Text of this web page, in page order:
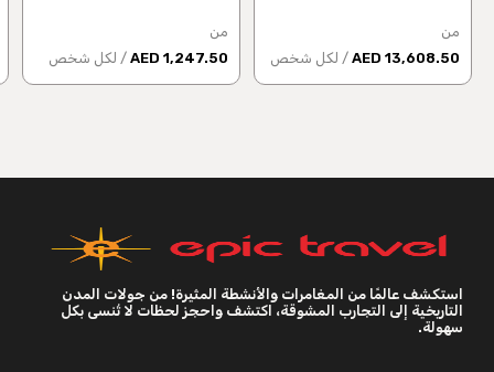
من
13,608.50 AED
/ لكل شخص
من
1,247.50 AED
/ لكل شخص
استكشف عالمًا من المغامرات والأنشطة المثيرة! من جولات المدن
التاريخية إلى التجارب المشوقة، اكتشف واحجز لحظات لا تُنسى بكل
سهولة.